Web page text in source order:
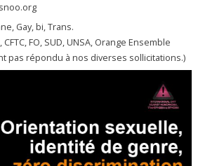
Gay, bi, Trans.
CFTC, FO, SUD, UNSA, Orange Ensemble
pas répondu à nos diverses sollicitations.)